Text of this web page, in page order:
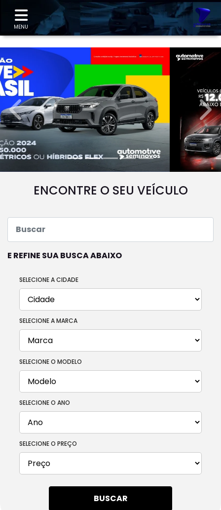
MENU
templates.template-
ENCONTRE O SEU VEÍCULO
E REFINE SUA BUSCA ABAIXO
SELECIONE A CIDADE
SELECIONE A MARCA
SELECIONE O MODELO
SELECIONE O ANO
SELECIONE O PREÇO
BUSCAR